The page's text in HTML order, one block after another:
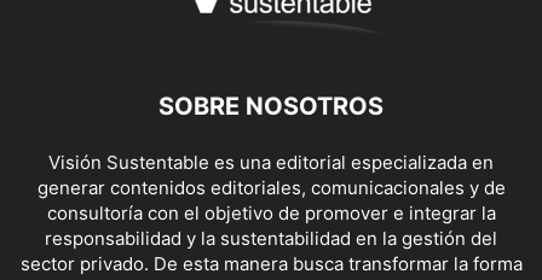
SOBRE NOSOTROS
Visión Sustentable es una editorial especializada en
generar contenidos editoriales, comunicacionales y de
consultoría con el objetivo de promover e integrar la
responsabilidad y la sustentabilidad en la gestión del
sector privado. De esta manera busca transformar la forma